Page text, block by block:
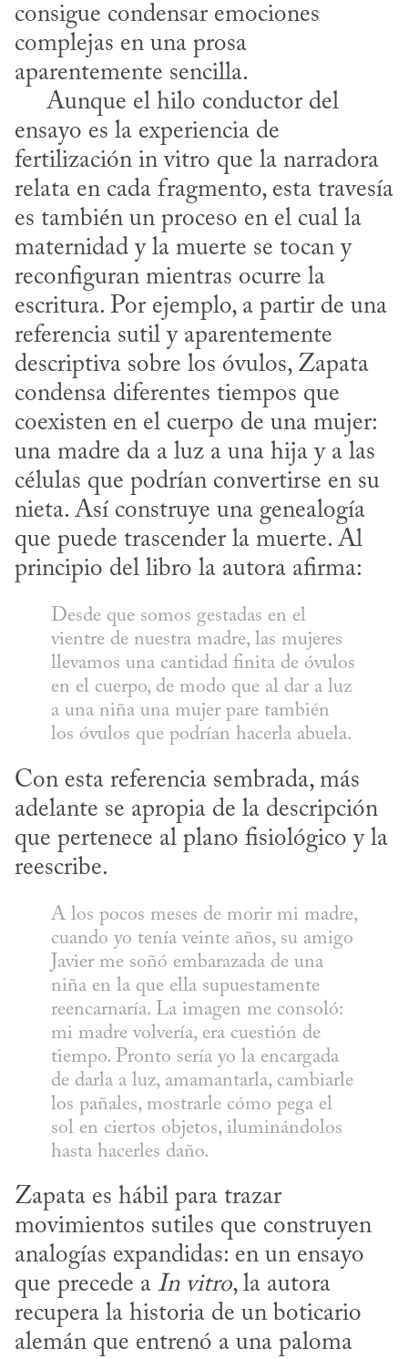
consigue condensar emociones
complejas en una prosa
aparentemente sencilla.
ensayo es la experiencia de
fertilización in vitro que la narradora
relata en cada fragmento, esta travesía
es también un proceso en el cual la
maternidad y la muerte se tocan y
reconfiguran mientras ocurre la
escritura. Por ejemplo, a partir de una
referencia sutil y aparentemente
descriptiva sobre los óvulos, Zapata
condensa diferentes tiempos que
coexisten en el cuerpo de una mujer:
una madre da a luz a una hija y a las
células que podrían convertirse en su
nieta. Así construye una genealogía
que puede trascender la muerte. Al
principio del libro la autora afirma:
Desde que somos gestadas en el
vientre de nuestra madre, las mujeres
llevamos una cantidad finita de óvulos
en el cuerpo, de modo que al dar a luz
a una niña una mujer pare también
los óvulos que podrían hacerla abuela.
Con esta referencia sembrada, más
adelante se apropia de la descripción
que pertenece al plano fisiológico y la
reescribe.
A los pocos meses de morir mi madre,
cuando yo tenía veinte años, su amigo
Javier me soñó embarazada de una
niña en la que ella supuestamente
reencarnaría. La imagen me consoló:
mi madre volvería, era cuestión de
tiempo. Pronto sería yo la encargada
de darla a luz, amamantarla, cambiarle
los pañales, mostrarle cómo pega el
sol en ciertos objetos, iluminándolos
hasta hacerles daño.
Zapata es hábil para trazar
movimientos sutiles que construyen
analogías expandidas: en un ensayo
que precede a In vitro, la autora
recupera la historia de un boticario
alemán que entrenó a una paloma